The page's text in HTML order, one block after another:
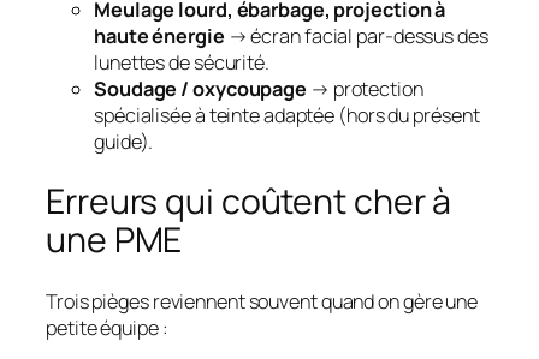
Meulage lourd, ébarbage, projection à
haute énergie → écran facial par-dessusdes
lunettes de sécurité.
Soudage / oxycoupage → protection
spécialisée à teinte adaptée (hors du présent
guide).
Erreurs qui coûtent cher à
une PME
Trois pièges reviennent souvent quand on gère une
petite équipe :